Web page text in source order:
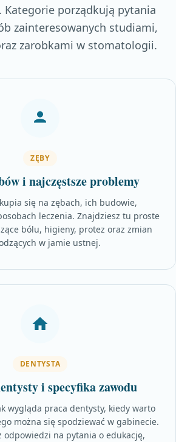
Kategorie porządkują pytania
zainteresowanych studiami,
zarobkami w stomatologii.
ZĘBY
i najczęstsze problemy
się na zębach, ich budowie,
leczenia. Znajdziesz tu proste
bólu, higieny, protez oraz zmian
w jamie ustnej.
DENTYSTA
i specyfika zawodu
wygląda praca dentysty, kiedy warto
można się spodziewać w gabinecie.
odpowiedzi na pytania o edukację,